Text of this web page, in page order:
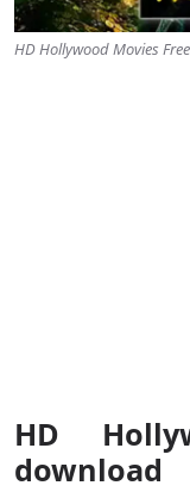
HD Hollywood Movies
HD
download